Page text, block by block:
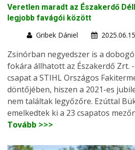
Veretlen maradt az Északerdő
legjobb favágói között
Gribek Dániel
Zsinórban negyedszer is a
fokára állhatott az Északerdő Zrt.
csapat a STIHL Országos
döntőjében, hiszen a 2021-es
nem találtak legyőzőre. Ezúttal
emelkedtek ki a 23 csapatos
Tovább >>>